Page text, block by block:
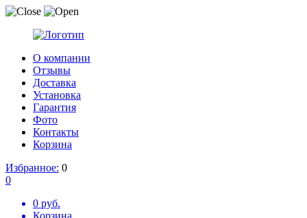
О компании
Отзывы
Доставка
Установка
Гарантия
Фото
Контакты
Корзина
Избранное: 0
0
0 руб.
Корзина